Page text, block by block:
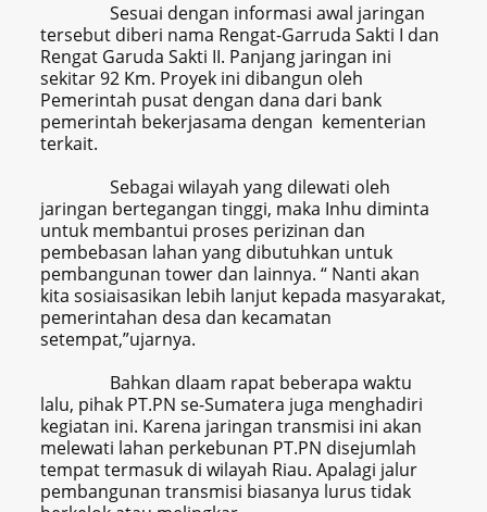
Sesuai dengan informasi awal jaringan
tersebut diberi nama Rengat-Garruda Sakti I dan
Rengat Garuda Sakti II. Panjang jaringan ini
sekitar 92 Km. Proyek ini dibangun oleh
Pemerintah pusat dengan dana dari bank
pemerintah bekerjasama dengan kementerian
terkait.
Sebagai wilayah yang dilewati oleh
jaringan bertegangan tinggi, maka Inhu diminta
untuk membantui proses perizinan dan
pembebasan lahan yang dibutuhkan untuk
pembangunan tower dan lainnya. “ Nanti akan
kita sosiaisasikan lebih lanjut kepada masyarakat,
pemerintahan desa dan kecamatan
setempat,”ujarnya.
Bahkan dlaam rapat beberapa waktu
lalu, pihak PT.PN se-Sumatera juga menghadiri
kegiatan ini. Karena jaringan transmisi ini akan
melewati lahan perkebunan PT.PN disejumlah
tempat termasuk di wilayah Riau. Apalagi jalur
pembangunan transmisi biasanya lurus tidak